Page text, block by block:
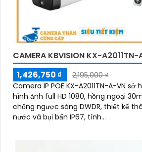
CAMERA KBVISION KX-
1,426,750 ₫
2,195,000 ₫
Camera IP POE KX-A2011TN-A-VN
hình ảnh full HD 1080, hồng ngoại
chống ngược sáng DWDR, thiết kế
nước và bụi bẩn IP67, tính...